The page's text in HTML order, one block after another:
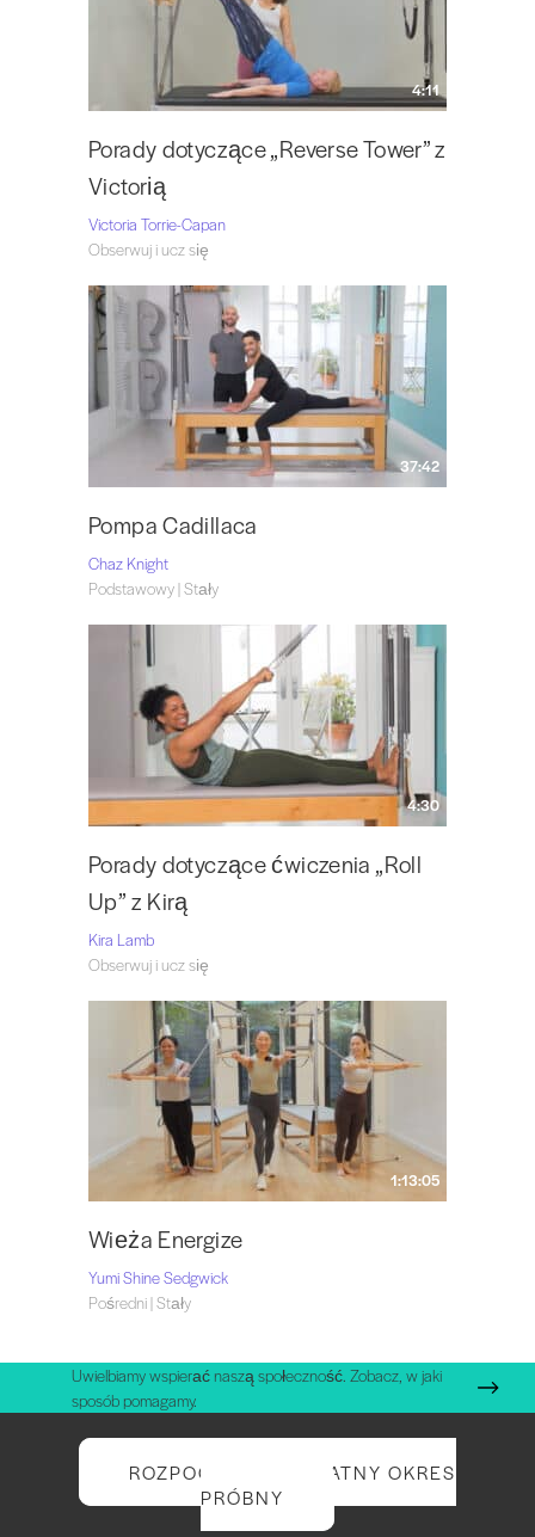
4:11
Porady dotyczące „Reverse Tower” z
Victorią
Victoria Torrie-Capan
Obserwuj i ucz się
37:42
Pompa Cadillaca
Chaz Knight
Podstawowy | Stały
4:30
Porady dotyczące ćwiczenia „Roll
Up” z Kirą
Kira Lamb
Obserwuj i ucz się
1:13:05
Wieża Energize
Yumi Shine Sedgwick
Pośredni | Stały
Uwielbiamy wspierać naszą społeczność. Zobacz, w jaki
sposób pomagamy.
ROZPOCZNIJ BEZPŁATNY OKRES
PRÓBNY